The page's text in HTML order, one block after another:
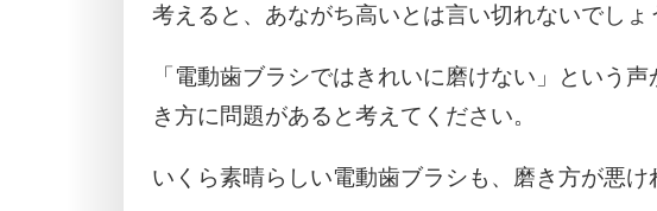
考えると、あながち高いとは言い切れないでしょ
「電動歯ブラシではきれいに磨けない」という
き方に問題があると考えてください。
いくら素晴らしい電動歯ブラシも、磨き方が悪け